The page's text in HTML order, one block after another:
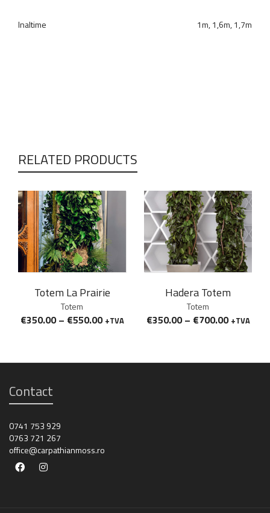
Inaltime 1m, 1,6m, 1,7m
RELATED PRODUCTS
Totem La Prairie
Totem
€350.00– €550.00 +TVA
Hadera Totem
Totem
€350.00– €700.00 +TVA
Contact
0741 753 929
0763 721 267
office@carpathianmoss.ro